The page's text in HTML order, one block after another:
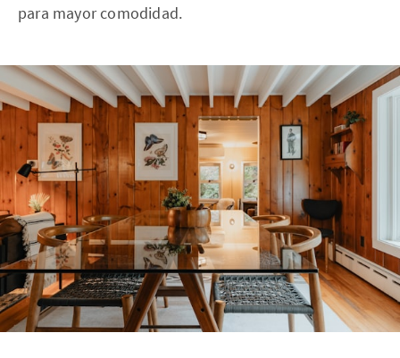
para mayor comodidad.